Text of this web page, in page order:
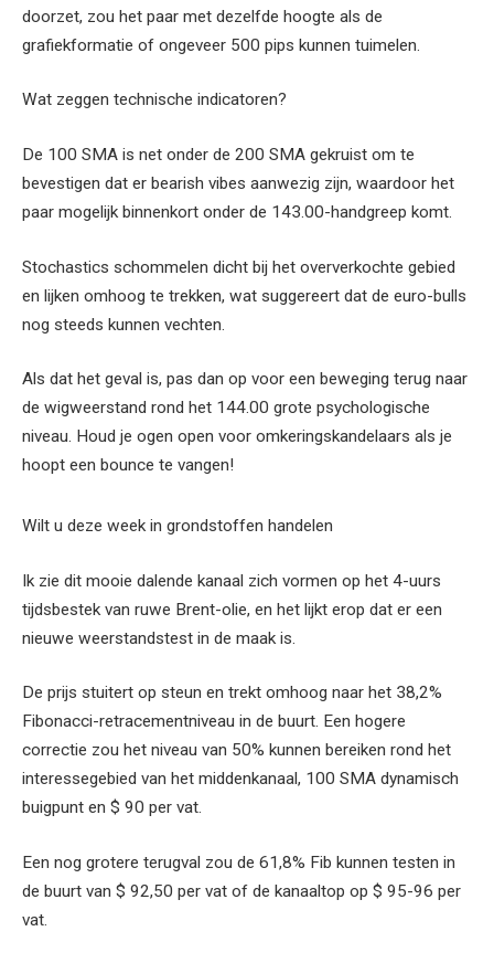
doorzet, zou het paar met dezelfde hoogte als de
grafiekformatie of ongeveer 500 pips kunnen tuimelen.
Wat zeggen technische indicatoren?
De 100 SMA is net onder de 200 SMA gekruist om te
bevestigen dat er bearish vibes aanwezig zijn, waardoor het
paar mogelijk binnenkort onder de 143.00-handgreep komt.
Stochastics schommelen dicht bij het oververkochte gebied
en lijken omhoog te trekken, wat suggereert dat de euro-bulls
nog steeds kunnen vechten.
Als dat het geval is, pas dan op voor een beweging terug naar
de wigweerstand rond het 144.00 grote psychologische
niveau. Houd je ogen open voor omkeringskandelaars als je
hoopt een bounce te vangen!
Wilt u deze week in grondstoffen handelen
Ik zie dit mooie dalende kanaal zich vormen op het 4-uurs
tijdsbestek van ruwe Brent-olie, en het lijkt erop dat er een
nieuwe weerstandstest in de maak is.
De prijs stuitert op steun en trekt omhoog naar het 38,2%
Fibonacci-retracementniveau in de buurt. Een hogere
correctie zou het niveau van 50% kunnen bereiken rond het
interessegebied van het middenkanaal, 100 SMA dynamisch
buigpunt en $ 90 per vat.
Een nog grotere terugval zou de 61,8% Fib kunnen testen in
de buurt van $ 92,50 per vat of de kanaaltop op $ 95-96 per
vat.